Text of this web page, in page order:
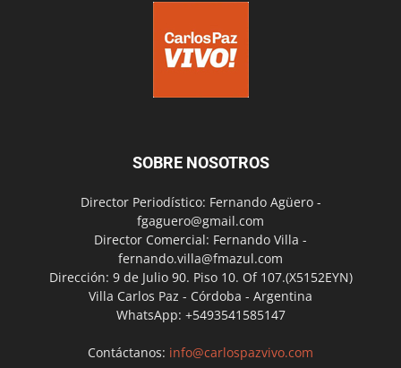
SOBRE NOSOTROS
Director Periodístico: Fernando Agüero -
fgaguero@gmail.com
Director Comercial: Fernando Villa -
fernando.villa@fmazul.com
Dirección: 9 de Julio 90. Piso 10. Of 107.(X5152EYN)
Villa Carlos Paz - Córdoba - Argentina
WhatsApp: +5493541585147
Contáctanos: info@carlospazvivo.com